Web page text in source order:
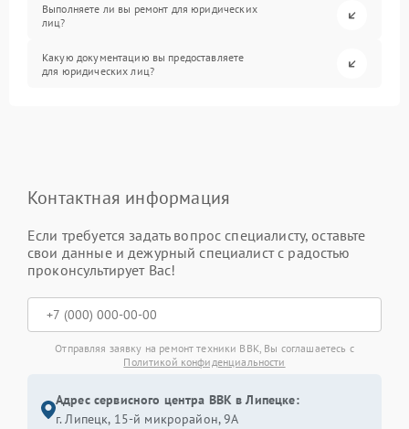
Выполняете ли вы ремонт для юридических
лиц?
Какую документацию вы предоставляете
для юридических лиц?
Контактная информация
Если требуется задать вопрос специалисту, оставьте
свои данные и дежурный специалист с радостью
проконсультирует Вас!
Отправляя заявку на ремонт техники BBK, Вы соглашаетесь с
Политикой конфиденциальности
Адрес сервисного центра BBK в Липецке:
г. Липецк, 15-й микрорайон, 9А